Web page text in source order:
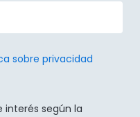
sobre privacidad
interés según la